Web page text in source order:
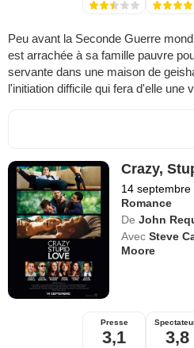
Peu avant la Seconde Guerre
est arrachée à sa famille pauvre
servante dans une maison de
l'initiation difficile qui fera d'elle une
Crazy,
14 septembre
Romance
De John
Avec Steve
Moore
Presse
3,1 3,8